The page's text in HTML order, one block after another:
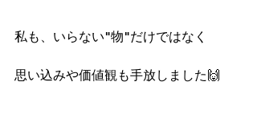
私も、いらない"物"だけではなく
思い込みや価値観も手放しました🙌